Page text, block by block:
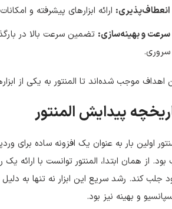
انعطاف‌پذیری: ارائه ابزارهای پیشرفته و
سرعت و بهینه‌سازی: تضمین سرعت بالا در
سروری.
اهداف موجب شده‌اند تا المنتور به یکی از
پیدایش المنتور
اولین بار به عنوان یک افزونه ساده
بود. از همان ابتدا، المنتور توانست با
جلب کند. رشد سریع این ابزار نه تنها به
و بهینه نیز بود.